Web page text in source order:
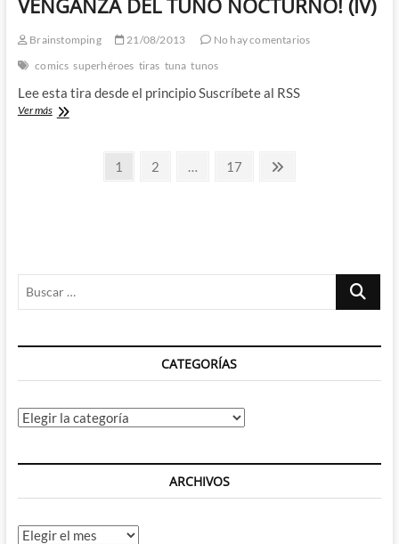
DEL
NOCTURNO!
(V)
Brainstomping 21/08/2013
No hay comentarios
comics superhéroes tiras tuna tunos
Lee esta tira desde el principio Suscríbete al RSS
Ver másEl
PaginaciónPágina
1 Página
2 … Página
17
Página
Buscar
CATEGORÍAS
Categorías
ARCHIVOS
Archivos